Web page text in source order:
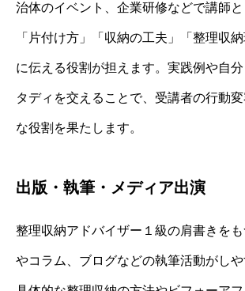
治体のイベント、企業研修などで講師と
「片付け方」「収納の工夫」「整理収
に伝える役割が担えます。実践例や自
タディを交えることで、受講者の行動
な役割を果たします。
出版・執筆・メディア出演
整理収納アドバイザー１級の肩書きを
やコラム、ブログなどの執筆活動がしや